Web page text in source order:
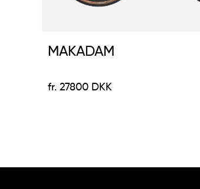
MAKADAM
27800 DKK